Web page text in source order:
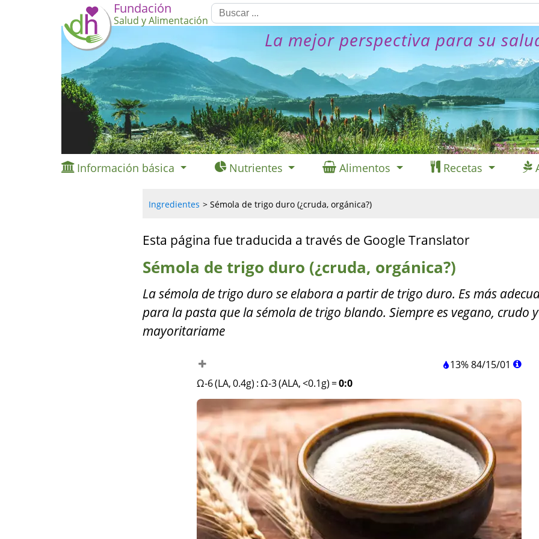
Fundación
Salud y Alimentación
La mejor perspectiva para su
Información básica Nutrientes Alimentos Recetas
Ingredientes Sémola de trigo duro (¿cruda, orgánica?)
Esta página fue traducida a través de Google Translator
Sémola de trigo duro (¿cruda, orgánica?)
La sémola de trigo duro se elabora a partir de trigo duro. Es más
para la pasta que la sémola de trigo blando. Siempre es vegano, crudo y
mayoritariame
13%84/15/01
Ω-6 (LA, 0.4g) :Ω-3 (ALA, <0.1g) =0:0